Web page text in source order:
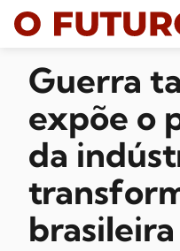
Guerra
expõe o
da
brasileira